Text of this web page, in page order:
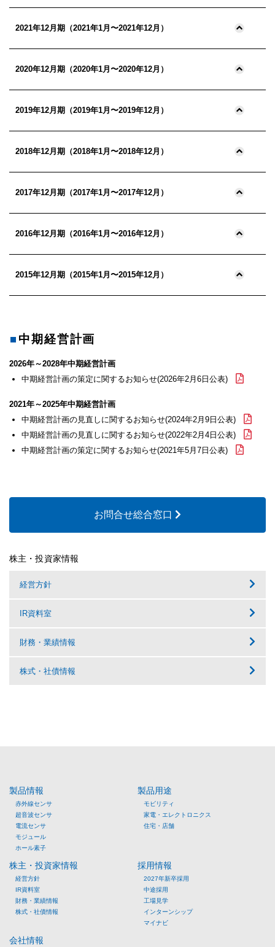
2021年12月期（2021年1月〜2021年12月）
2020年12月期（2020年1月〜2020年12月）
2019年12月期（2019年1月〜2019年12月）
2018年12月期（2018年1月〜2018年12月）
2017年12月期（2017年1月〜2017年12月）
2016年12月期（2016年1月〜2016年12月）
2015年12月期（2015年1月〜2015年12月）
中期経営計画
2026年～2028年中期経営計画
中期経営計画の策定に関するお知らせ(2026年2月6日公表)
2021年～2025年中期経営計画
中期経営計画の見直しに関するお知らせ(2024年2月9日公表)
中期経営計画の見直しに関するお知らせ(2022年2月4日公表)
中期経営計画の策定に関するお知らせ(2021年5月7日公表)
お問合せ総合窓口
株主・投資家情報
経営方針
IR資料室
財務・業績情報
株式・社債情報
製品情報
赤外線センサ
超音波センサ
電流センサ
モジュール
ホール素子
製品用途
モビリティ
家電・エレクトロニクス
住宅・店舗
株主・投資家情報
経営方針
IR資料室
財務・業績情報
株式・社債情報
採用情報
2027年新卒採用
中途採用
工場見学
インターンシップ
マイナビ
会社情報